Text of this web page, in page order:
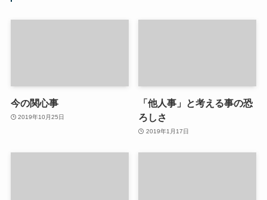
今の関心事
2019年10月25日
「他人事」と考える事の恐
ろしさ
2019年1月17日